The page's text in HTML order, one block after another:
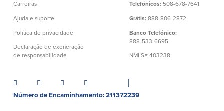
BayCoast Mortgage
BayCoast Insurance
Abrir Conta Online
Plimoth Investment
Carreiras
Ajuda e suporte
Política de privacidade
Declaração de exoneração
de responsabilidade
Telefónicos: 508-678-7641
Grátis: 888-806-2872
Banco Telefónico:
888-533-6695
NMLS# 403238
Número de Encaminhamento: 211372239